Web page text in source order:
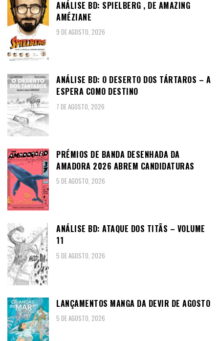
ANÁLISE BD: SPIELBERG , DE AMAZING
AMÉZIANE
9 DE AGOSTO, 2026
ANÁLISE BD: O DESERTO DOS TÁRTAROS – A
ESPERA COMO DESTINO
7 DE AGOSTO, 2026
PRÉMIOS DE BANDA DESENHADA DA
AMADORA 2026 ABREM CANDIDATURAS
5 DE AGOSTO, 2026
ANÁLISE BD: ATAQUE DOS TITÃS – VOLUME
11
5 DE AGOSTO, 2026
LANÇAMENTOS MANGA DA DEVIR DE AGOSTO
5 DE AGOSTO, 2026